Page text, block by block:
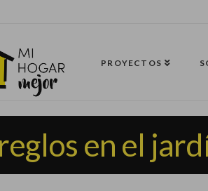
PROYECTOS
en el